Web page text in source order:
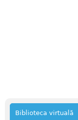
Biblioteca virtuală